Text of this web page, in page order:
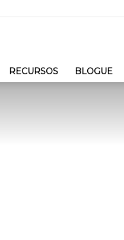
RECURSOS BLOGUE